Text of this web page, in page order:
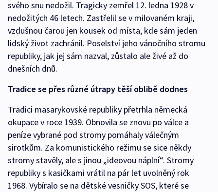
svého snu nedožil. Tragicky zemřel 12. ledna 1928 v
nedožitých 46 letech. Zastřelil se v milovaném kraji,
vzdušnou čarou jen kousek od místa, kde sám jeden
lidský život zachránil. Poselství jeho vánočního stromu
republiky, jak jej sám nazval, zůstalo ale živé až do
dnešních dnů.
Tradice se přes různé útrapy těší oblibě dodnes
Tradici masarykovské republiky přetrhla německá
okupace v roce 1939. Obnovila se znovu po válce a
peníze vybrané pod stromy pomáhaly válečným
sirotkům. Za komunistického režimu se sice někdy
stromy stavěly, ale s jinou „ideovou náplní“. Stromy
republiky s kasičkami vrátil na pár let uvolněný rok
1968. Vybíralo se na dětské vesničky SOS, které se